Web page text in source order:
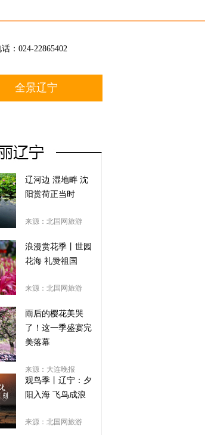
：024-22865402
全景辽宁
辽河边 湿地畔 沈
阳赏荷正当时
来源：北国网旅游
浪漫赏花季丨世园
花海 礼赞祖国
来源：北国网旅游
雨后的樱花美哭
了！这一季盛宴完
美落幕
来源：大连晚报
观鸟季丨辽宁：夕
阳入海 飞鸟成浪
来源：北国网旅游